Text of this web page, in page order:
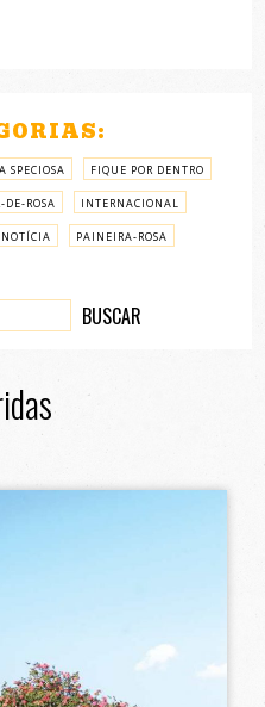
SPECIOSA FIQUE POR DENTRO
DE-ROSA INTERNACIONAL
NOTÍCIA PAINEIRA-ROSA